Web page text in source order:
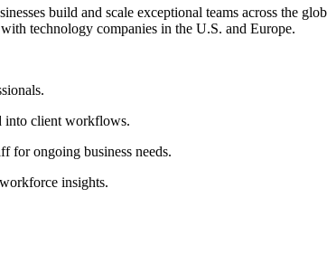
build and scale exceptional teams across the
technology companies in the U.S. and Europe.
into client workflows.
for ongoing business needs.
insights.